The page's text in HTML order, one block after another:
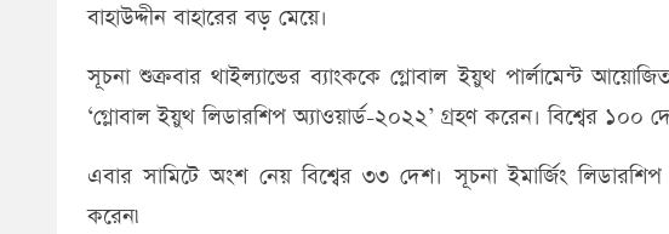
বাহাউদ্দীন বাহারের বড় মেয়ে।
সূচনা শুক্রবার থাইল্যান্ডের ব্যাংককে গ্লোবাল ইয়ুথ পার্লামেন্ট
‘গ্লোবাল ইয়ুথ লিডারশিপ অ্যাওয়ার্ড-২০২২’ গ্রহণ করেন। বিশ্বের ১০০
এবার সামিটে অংশ নেয় বিশ্বের ৩৩ দেশ। সূচনা ইমার্জিং লিডারশিপ
করেন৷